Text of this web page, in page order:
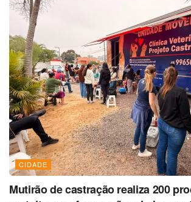
CIDADE
Mutirão de castração realiza 200